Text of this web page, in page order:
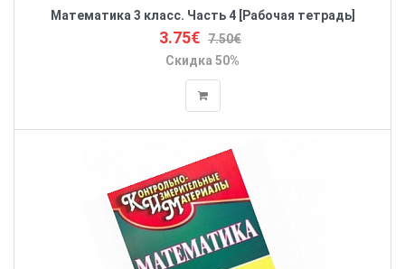
Математика 3 класс. Часть 4 [Рабочая тетрадь]
3.75€ 7.50€
Скидка 50%